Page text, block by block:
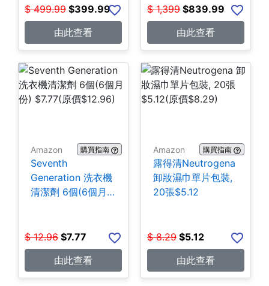
$ 499.99 $399.99
由此查看
$ 1,399 $839.99
由此查看
Amazon 購買指南
Seventh
Generation 洗衣機
清潔劑 6個(6個月
$ 12.96 $7.77
由此查看
Amazon 購買指南
露得清Neutrogena
卸妝濕巾單片包裝,
20張$5.12
$ 8.29 $5.12
由此查看